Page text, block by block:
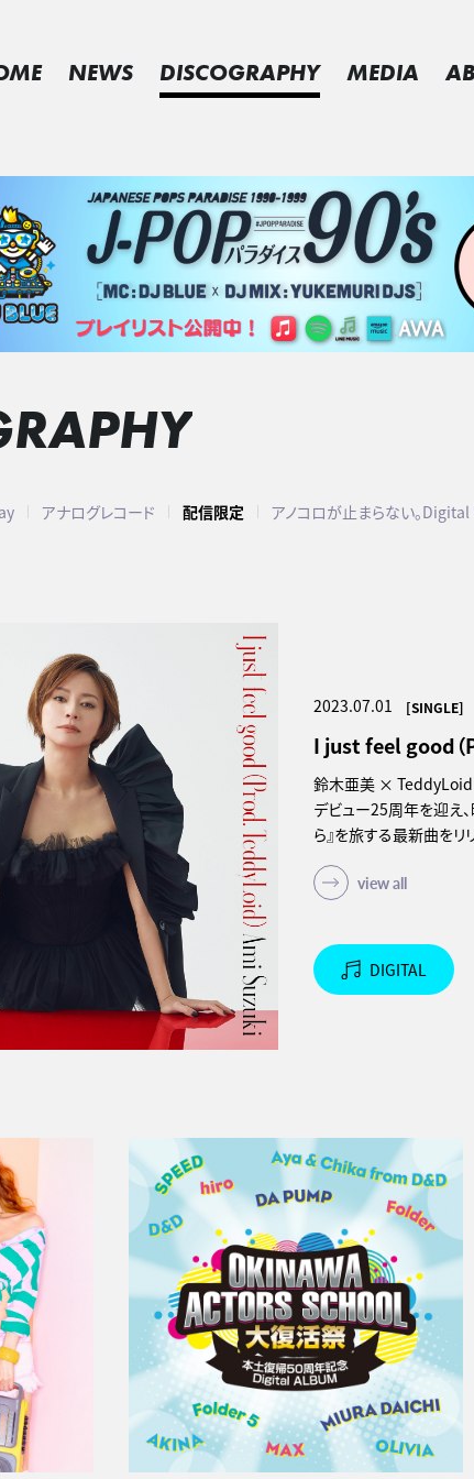
NEWS DISCOGRAPHY MEDIA
アナログレコード 配信限定 アノコロが止まらない。Digital
2023.07.01 [SINGLE]
I just feel good（
鈴木亜美 × TeddyLoid
デビュー25周年を迎え、
ら』を旅する最新曲をリ
view all
DIGITAL